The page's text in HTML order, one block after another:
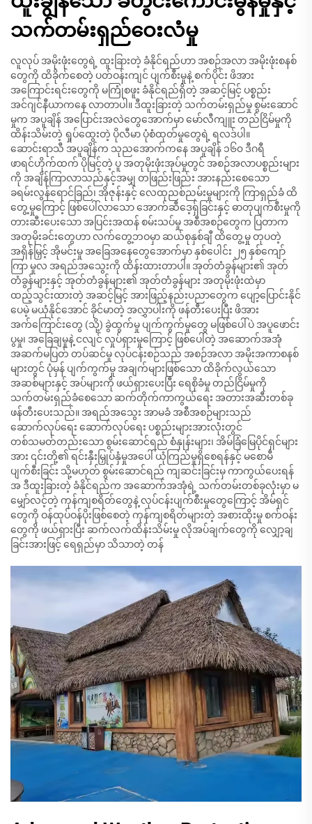
သက်တမ်းရှည်ဝေးလံမှု
လူလုပ် အမိုးဖုံးတွေရဲ့ ထူးခြားတဲ့ ခံနိုင်ရည်ဟာ အစဉ်အလာ အမိုးဖုံးစနစ်
တွေကို ထိခိုက်စေတဲ့ ပတ်ဝန်းကျင် ပျက်စီးမှုနဲ့ စက်ပိုင်း ဖိအား
အကြောင်းရင်းတွေကို မကြုံစဖူး ခံနိုင်ရည်ရှိတဲ့ အဆင့်မြင့် ပစ္စည်း
အင်ဂျင်နီယာကနေ လာတာပါ။ ဒီထူးခြားတဲ့ သက်တမ်းရှည်မှု စွမ်းဆောင်
မှုက အပူချိန် အပြောင်းအလဲတွေအောက်မှာ မော်လီကျူး တည်ငြိမ်မှုကို
ထိန်းသိမ်းတဲ့ ရှုပ်ထွေးတဲ့ ပိုလီမာ ပုံစံထုတ်မှုတွေရဲ့ ရလဒ်ပါ။
ဆောင်းရာသီ အပူချိန်က သုညအောက်ကနေ အပူချိန် ၁၆၀ ဒီဂရီ
ဖာရင်ဟိုက်ထက် ပိုမြင့်တဲ့ ပူ အတုမိုးဖုံးအုပ်မှုတွင် အစဉ်အလာပစ္စည်းများ
ကို အချိန်ကြာလာသည်နှင့်အမျှ တဖြည်းဖြည်း အားနည်းစေသော
ခရမ်းလွန်ရောင်ခြည်၊ အိုဇုန်းနှင့် လေထုညစ်ညမ်းမှုများကို ကြာရှည်ခံ ထိ
တွေ့မှုကြောင့် ဖြစ်ပေါ်လာသော အောက်ဆီဒေ့ရှ်ခြင်းနှင့် ဓာတုပျက်စီးမှုကို
တားဆီးပေးသော အပြင်းအထန် စမ်းသပ်မှု အစီအစဉ်တွေက ပြတာက
အတုမိုးခင်းတွေဟာ လက်တွေ့ဘဝမှာ ဆယ်စုနှစ်ချီ ထိတွေ့မှု တုပတဲ့
အရှိန်မြှင့် အိုမင်းမှု အခြေအနေတွေအောက်မှာ နှစ်ပေါင်း ၂၅ နှစ်ကျော်
ကြာ မူလ အရည်အသွေးကို ထိန်းထားတာပါ။ အုတ်တံခွန်များ၏ အုတ်
တံခွန်များနှင့် အုတ်တံခွန်များ၏ အုတ်တံခွန်များ အတုမိုးဖုံးထဲမှာ
ထည့်သွင်းထားတဲ့ အဆင့်မြင့် အားဖြည့်နည်းပညာတွေက ပျော့ပြောင်းနိုင်
ပေမဲ့ မယုံနိုင်အောင် ခိုင်မာတဲ့ အလွှာပါးကို ဖန်တီးပေးပြီး ဖိအား
အက်ကြောင်းတွေ (သို့) ခွဲထွက်မှု ပျက်ကွက်မှုတွေ မဖြစ်ပေါ်ပဲ အပူဖောင်း
ပွမှု၊ အခြေချမှုနဲ့ ငလျင် လှုပ်ရှားမှုကြောင့် ဖြစ်ပေါ်တဲ့ အဆောက်အအုံ
အဆက်မပြတ် တပ်ဆင်မှု လုပ်ငန်းစဉ်သည် အစဉ်အလာ အမိုးအကာစနစ်
များတွင် ပုံမှန် ပျက်ကွက်မှု အချက်များဖြစ်သော ထိခိုက်လွယ်သော
အဆစ်များနှင့် အပ်များကို ဖယ်ရှားပေးပြီး ရေစိုခံမှု တည်ငြိမ်မှုကို
သက်တမ်းရှည်ခံစေသော ဆက်တိုက်ကာကွယ်ရေး အတားအဆီးတစ်ခု
ဖန်တီးပေးသည်။ အရည်အသွေး အာမခံ အစီအစဉ်များသည်
ဆောက်လုပ်ရေး ဆောက်လုပ်ရေး ပစ္စည်းများအားလုံးတွင်
တစ်သမတ်တည်းသော စွမ်းဆောင်ရည် စံနှုန်းများ၊ အိမ်ခြံမြေပိုင်ရှင်များ
အား ၎င်းတို့၏ ရင်းနှီးမြှုပ်နှံမှုအပေါ် ယုံကြည်မှုရှိစေရန်နှင့် မစောမီ
ပျက်စီးခြင်း သို့မဟုတ် စွမ်းဆောင်ရည် ကျဆင်းခြင်းမှ ကာကွယ်ပေးရန်
အ ဒီထူးခြားတဲ့ ခံနိုင်ရည်က အဆောက်အအုံရဲ့ သက်တမ်းတစ်ခုလုံးမှာ မ
မျှော်လင့်တဲ့ ကုန်ကျစရိတ်တွေနဲ့ လုပ်ငန်းပျက်စီးမှုတွေကြောင့် အိမ်ရှင်
တွေကို ဝန်ထုပ်ဝန်ပိုးဖြစ်စေတဲ့ ကုန်ကျစရိတ်များတဲ့ အစားထိုးမှု စက်ဝန်း
တွေကို ဖယ်ရှားပြီး ဆက်လက်ထိန်းသိမ်းမှု လိုအပ်ချက်တွေကို လျှော့ချ
ခြင်းအားဖြင့် ရေရှည်မှာ သိသာတဲ့ တန်